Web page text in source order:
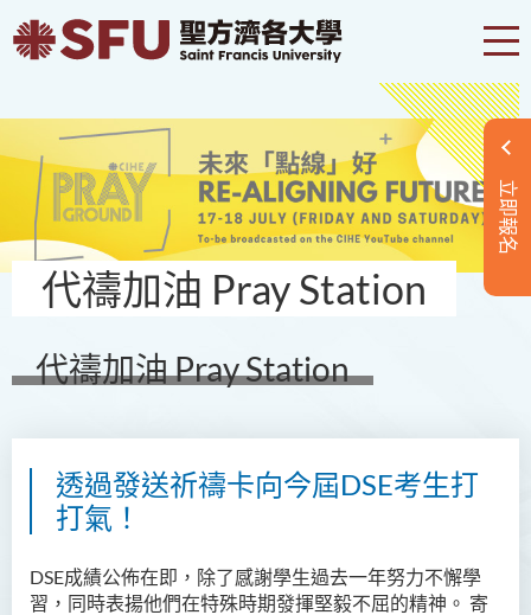
立即報名
代禱加油 Pray Station
代禱加油 Pray Station
透過發送祈禱卡向今屆DSE考生打
打氣！
DSE成績公佈在即，除了感謝學生過去一年努力不懈學
習，同時表揚他們在特殊時期發揮堅毅不屈的精神。 寄